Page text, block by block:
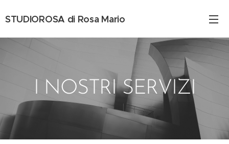
STUDIOROSA di Rosa Mario
I NOSTRI SERVIZI